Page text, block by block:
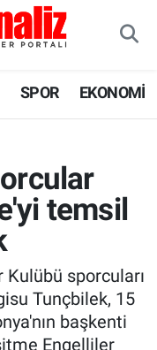
SPOR EKONOMİ
temsil
Kulübü sporcuları
Tunçbilek, 15
başkenti
Engelliler